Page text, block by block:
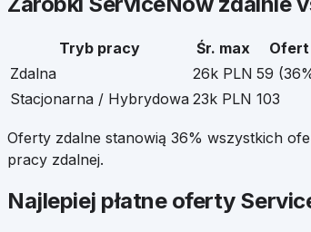
Tryb pracy Śr. max
Ofert
Zdalna
26k PLN 59 (36
Stacjonarna / Hybrydowa 23k PLN 103
Oferty zdalne stanowią 36% wszystkich
pracy zdalnej.
Najlepiej płatne oferty